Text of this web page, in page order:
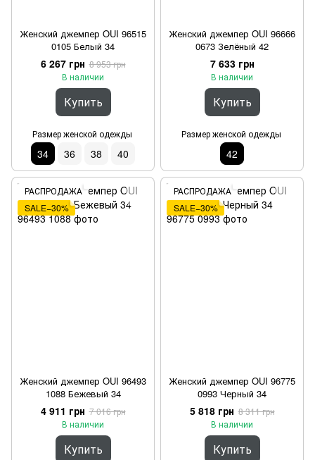
Женский джемпер OUI 96515
0105 Белый 34
6 267 грн 8 953 грн
В наличии
Купить
Размер женской одежды
34 36 38 40
Женский джемпер OUI 96666
0673 Зелёный 42
7 633 грн
В наличии
Купить
Размер женской одежды
42
РАСПРОДАЖА
SALE−30%
Женский джемпер OUI 96493
1088 Бежевый 34
4 911 грн 7 016 грн
В наличии
Купить
РАСПРОДАЖА
SALE−30%
Женский джемпер OUI 96775
0993 Черный 34
5 818 грн 8 311 грн
В наличии
Купить